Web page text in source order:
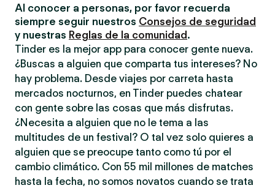
Al conocer a personas, por favor recuerda
siempre seguir nuestros Consejos de seguridad
y nuestras Reglas de la comunidad .
Tinder es la mejor app para conocer gente nueva.
¿Buscas a alguien que comparta tus intereses? No
hay problema. Desde viajes por carreta hasta
mercados nocturnos, en Tinder puedes chatear
con gente sobre las cosas que más disfrutas.
¿Necesita a alguien que no le tema a las
multitudes de un festival? O tal vez solo quieres a
alguien que se preocupe tanto como tú por el
cambio climático. Con 55 mil millones de matches
hasta la fecha, no somos novatos cuando se trata